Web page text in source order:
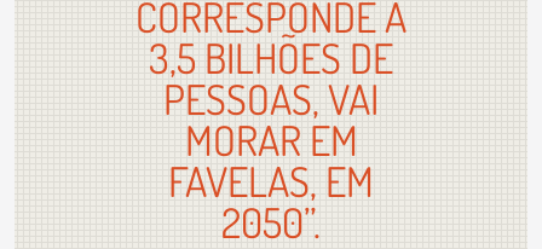
CORRESPONDE A
3,5 BILHÕES DE
PESSOAS, VAI
MORAR EM
FAVELAS, EM
2050”.